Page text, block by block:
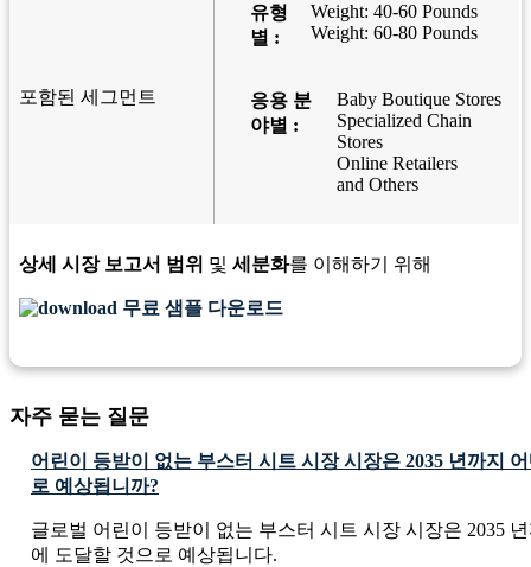
포함된 세그먼트
유형
별 :
Weight: 40-60 Pounds
Weight: 60-80 Pounds
응용 분
야별 :
Baby Boutique Stores
Specialized Chain
Stores
Online Retailers
and Others
상세 시장 보고서 범위 및 세분화를 이해하기 위해
무료 샘플 다운로드
자주 묻는 질문
어린이 등받이 없는 부스터 시트 시장 시장은 2035 년까지
로 예상됩니까?
글로벌 어린이 등받이 없는 부스터 시트 시장 시장은 2035
에 도달할 것으로 예상됩니다.